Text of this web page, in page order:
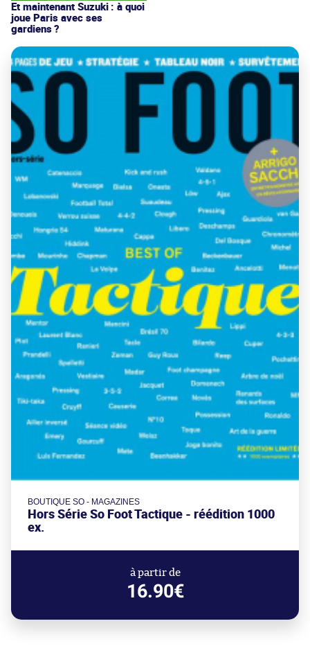
Et maintenant Suzuki : à quoi
joue Paris avec ses
gardiens ?
BOUTIQUE SO - MAGAZINES
Hors Série So Foot Tactique - réédition 1000
ex.
à partir de
16.90€